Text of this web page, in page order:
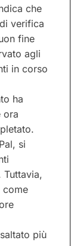
che
verifica
fine
agli
in corso
ha
ora
si
come
più